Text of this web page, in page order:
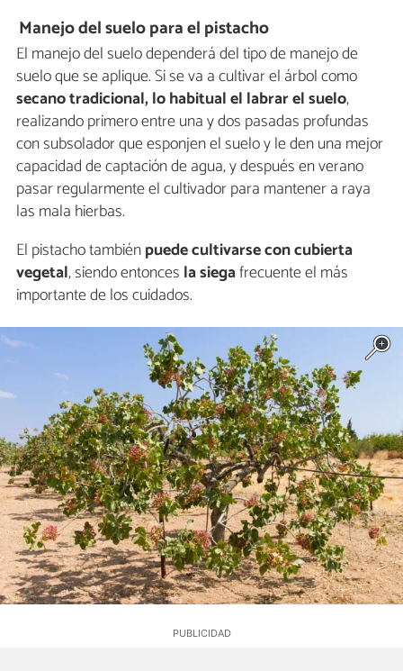
Manejo del suelo para el pistacho
El manejo del suelo dependerá del tipo de manejo de
suelo que se aplique. Si se va a cultivar el árbol como
secano tradicional, lo habitual el labrar el suelo,
realizando primero entre una y dos pasadas profundas
con subsolador que esponjen el suelo y le den una mejor
capacidad de captación de agua, y después en verano
pasar regularmente el cultivador para mantener a raya
las mala hierbas.
El pistacho tambiénpuede cultivarse con cubierta
vegetal, siendo entonces la siegafrecuente el más
importante de los cuidados.